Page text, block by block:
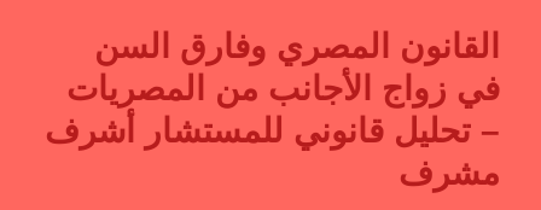
القانون المصري وفارق السن
في زواج الأجانب من المصريات
– تحليل قانوني للمستشار أشرف
مشرف